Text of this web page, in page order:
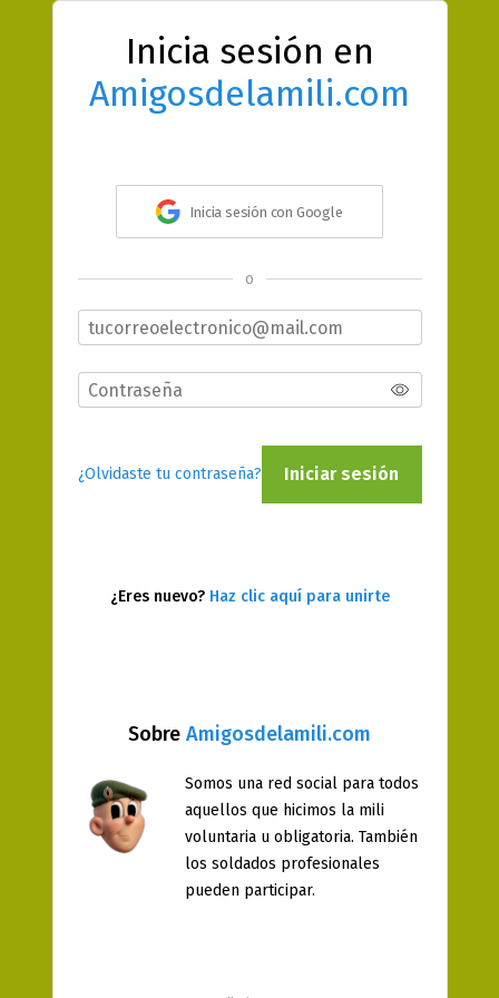
Sobre Amigosdelamili.com
Somos una red social para todos
aquellos que hicimos la mili
voluntaria u obligatoria. También
los soldados profesionales
pueden participar.
Inicia sesión en
Amigosdelamili.com
Inicia sesión con Google
o
¿Olvidaste tu contraseña? Iniciar sesión
¿Eres nuevo? Haz clic aquí para unirte